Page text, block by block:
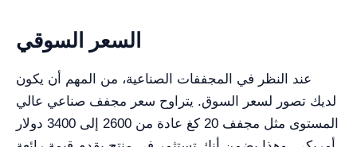
السعر السوقي
عند النظر في المجففات الصناعية، من المهم أن يكون
لديك تصور لسعر السوق. يتراوح سعر مجفف صناعي عالي
المستوى مثل مجفف 20 كغ عادة من 2600 إلى 3400 دولار